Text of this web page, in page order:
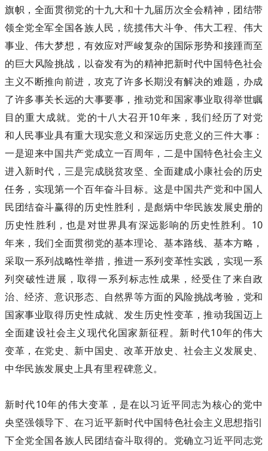
旗帜，全面贯彻党的十九大和十九届历次全会精神，团结带
领全党全军全国各族人民，统揽伟大斗争、伟大工程、伟大
事业、伟大梦想，有效应对严峻复杂的国际形势和接踵而至
的巨大风险挑战，以奋发有为的精神把新时代中国特色社会
主义不断推向前进，攻克了许多长期没有解决的难题，办成
了许多事关长远的大事要事，推动党和国家事业取得举世瞩
目的重大成就。党的十八大召开10年来，我们经历了对党
和人民事业具有重大现实意义和深远历史意义的三件大事：
一是迎来中国共产党成立一百周年，二是中国特色社会主义
进入新时代，三是完成脱贫攻坚、全面建成小康社会的历史
任务，实现第一个百年奋斗目标。这是中国共产党和中国人
民团结奋斗赢得的历史性胜利，是彪炳中华民族发展史册的
历史性胜利，也是对世界具有深远影响的历史性胜利。10
年来，我们全面贯彻党的基本理论、基本路线、基本方略，
采取一系列战略性举措，推进一系列变革性实践，实现一系
列突破性进展，取得一系列标志性成果，经受住了来自政
治、经济、意识形态、自然界等方面的风险挑战考验，党和
国家事业取得历史性成就、发生历史性变革，推动我国迈上
全面建设社会主义现代化国家新征程。新时代10年的伟大
变革，在党史、新中国史、改革开放史、社会主义发展史、
中华民族发展史上具有里程碑意义。
新时代10年的伟大变革，是在以习近平同志为核心的党中
央坚强领导下、在习近平新时代中国特色社会主义思想指引
下全党全国各族人民团结奋斗取得的。党确立习近平同志党